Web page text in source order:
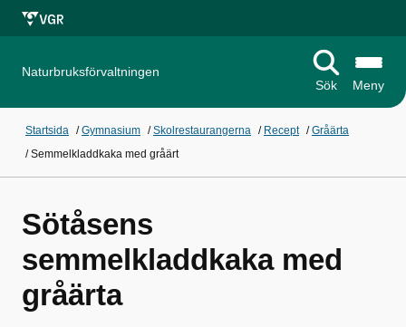
Naturbruksförvaltningen
Sök
Meny
Startsida /Gymnasium /Skolrestaurangerna / Recept /Gråärta
/Semmelkladdkaka med gråärt
Sötåsens
semmelkladdkaka med
gråärta